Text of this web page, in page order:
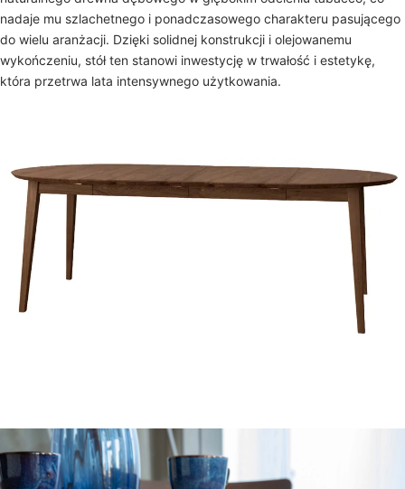
nadaje mu szlachetnego i ponadczasowego charakteru pasującego
do wielu aranżacji. Dzięki solidnej konstrukcji i olejowanemu
wykończeniu, stół ten stanowi inwestycję w trwałość i estetykę,
która przetrwa lata intensywnego użytkowania.